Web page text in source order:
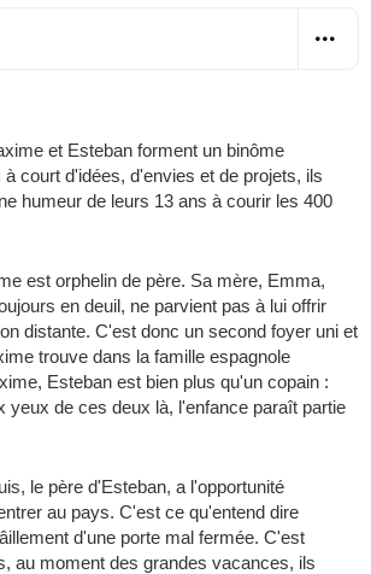
et Esteban forment un binôme
court d'idées, d'envies et de projets, ils
humeur de leurs 13 ans à courir les 400
est orphelin de père. Sa mère, Emma,
en deuil, ne parvient pas à lui offrir
distante. C'est donc un second foyer uni et
trouve dans la famille espagnole
Esteban est bien plus qu'un copain :
yeux de ces deux là, l'enfance paraît partie
le père d'Esteban, a l'opportunité
au pays. C'est ce qu'entend dire
d'une porte mal fermée. C'est
au moment des grandes vacances, ils